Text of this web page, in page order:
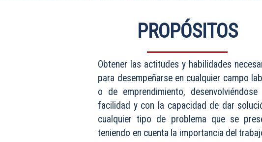
PROPÓSITOS
Obtener las actitudes y habilidades
para desempeñarse en cualquier campo
o de emprendimiento, desenvolviéndose
facilidad y con la capacidad de dar
cualquier tipo de problema que se
teniendo en cuenta la importancia del